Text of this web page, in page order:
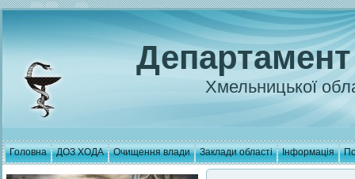
Хмельницької
Головна ДОЗ ХОДА Очищення влади Заклади області Інформація